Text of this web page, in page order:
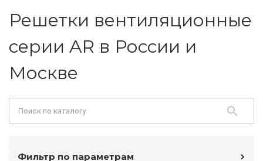
Решетки вентиляционные
серии AR в России и
Москве
Фильтр по параметрам